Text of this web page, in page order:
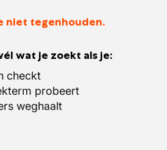
niet tegenhouden.
wat je zoekt als je:
checkt
probeert
weghaalt